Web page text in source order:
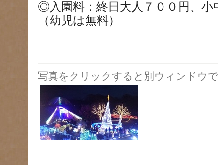
◎入園料：終日大人７００円、小
（幼児は無料）
写真をクリックすると別ウィンドウ